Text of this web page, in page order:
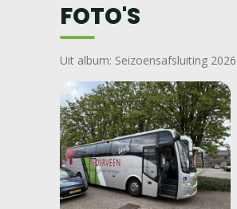
FOTO'S
Uit album: Seizoensafsluiting